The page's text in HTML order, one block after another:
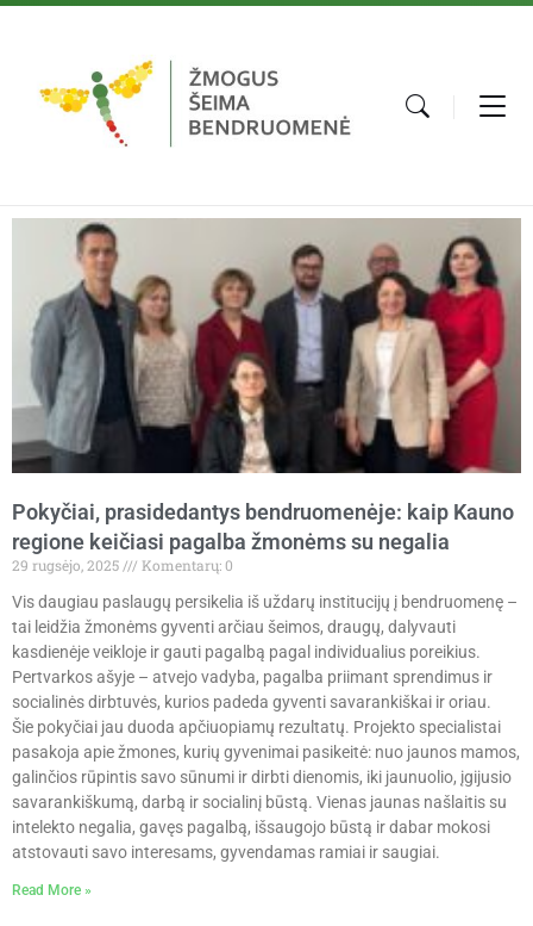
Pokyčiai, prasidedantys bendruomenėje: kaip Kauno
regione keičiasi pagalba žmonėms su negalia
29 rugsėjo, 2025
Komentarų: 0
Vis daugiau paslaugų persikelia iš uždarų institucijų į bendruomenę –
tai leidžia žmonėms gyventi arčiau šeimos, draugų, dalyvauti
kasdienėje veikloje ir gauti pagalbą pagal individualius poreikius.
Pertvarkos ašyje – atvejo vadyba, pagalba priimant sprendimus ir
socialinės dirbtuvės, kurios padeda gyventi savarankiškai ir oriau.
Šie pokyčiai jau duoda apčiuopiamų rezultatų. Projekto specialistai
pasakoja apie žmones, kurių gyvenimai pasikeitė: nuo jaunos mamos,
galinčios rūpintis savo sūnumi ir dirbti dienomis, iki jaunuolio, įgijusio
savarankiškumą, darbą ir socialinį būstą. Vienas jaunas našlaitis su
intelekto negalia, gavęs pagalbą, išsaugojo būstą ir dabar mokosi
atstovauti savo interesams, gyvendamas ramiai ir saugiai.
Read More »